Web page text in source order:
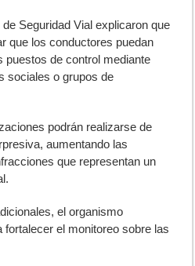
Seguridad Vial explicaron que
que los conductores puedan
puestos de control mediante
sociales o grupos de
podrán realizarse de
aumentando las
que representan un
el organismo
fortalecer el monitoreo sobre las